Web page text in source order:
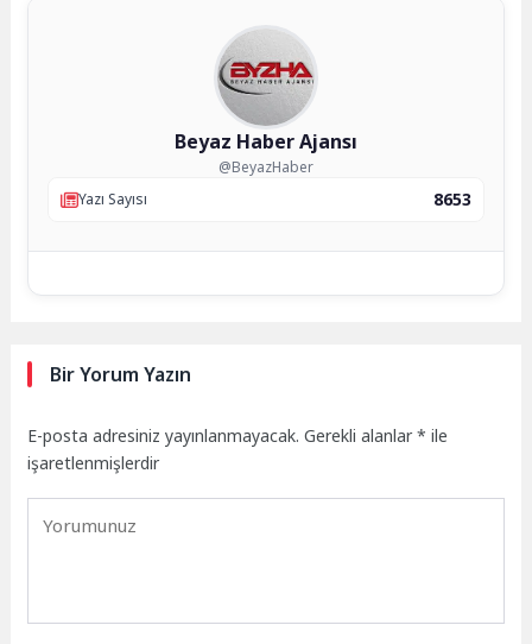
Beyaz Haber Ajansı
@BeyazHaber
Yazı Sayısı
8653
Bir Yorum Yazın
E-posta adresiniz yayınlanmayacak. Gerekli alanlar* ile
işaretlenmişlerdir